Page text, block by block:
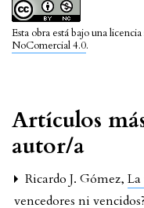
Esta obra está bajo una
NoComercial 4.0.
Artículos
autor/a
Ricardo J. Gómez,
vencedores ni